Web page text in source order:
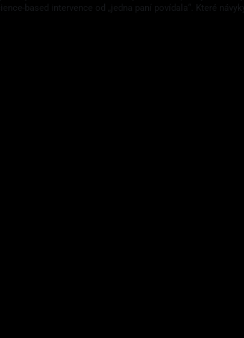
based intervence od „jedna paní povídala“. Které